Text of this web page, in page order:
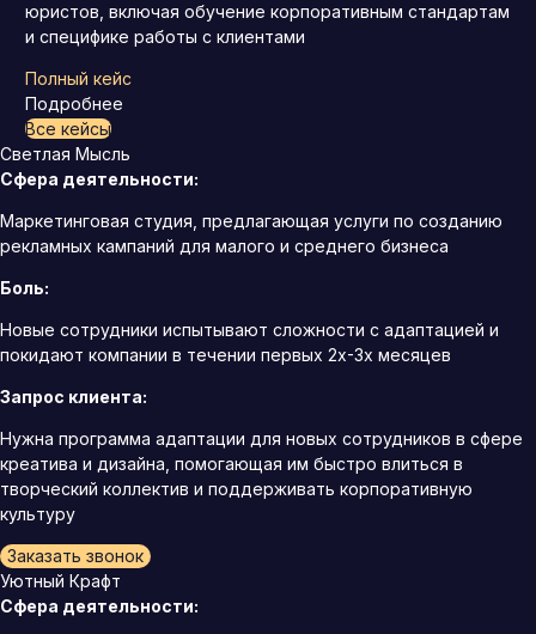
юристов, включая обучение корпоративным стандартам
и специфике работы с клиентами
Полный кейс
Подробнее
Все кейсы
Светлая Мысль
Сфера деятельности:
Маркетинговая студия, предлагающая услуги по созданию
рекламных кампаний для малого и среднего бизнеса
Боль:
Новые сотрудники испытывают сложности с адаптацией и
покидают компании в течении первых 2х-3х месяцев
Запрос клиента:
Нужна программа адаптации для новых сотрудников в сфере
креатива и дизайна, помогающая им быстро влиться в
творческий коллектив и поддерживать корпоративную
культуру
Заказать звонок
Уютный Крафт
Сфера деятельности: